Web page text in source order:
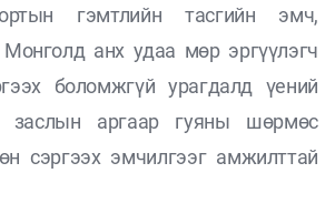
гэмтлийн тасгийн эмч,
анх удаа мөр эргүүлэгч
боломжгүй урагдалд үений
заслын аргаар гуяны шөрмөс
сэргээх эмчилгээг амжилттай